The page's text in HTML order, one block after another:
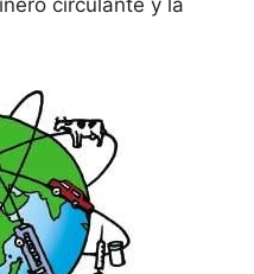
circulante y la